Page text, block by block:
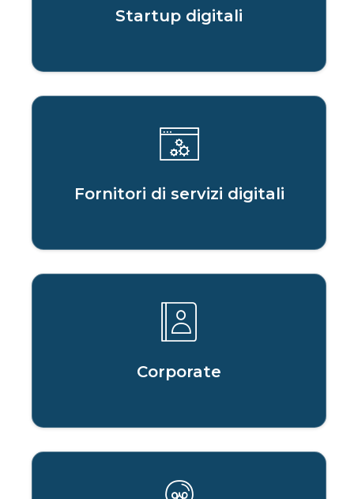
Startup digitali
Fornitori di servizi digitali
Corporate